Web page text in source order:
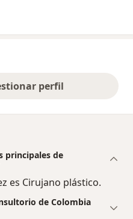
perfil
principales de
es Cirujano plástico.
de Colombia